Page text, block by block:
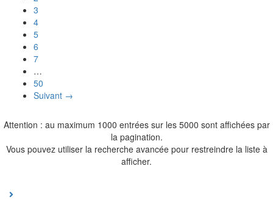
3
4
5
6
7
…
50
Suivant →
Attention : au maximum 1000 entrées sur les 5000 sont affichées par
la pagination.
Vous pouvez utiliser la recherche avancée pour restreindre la liste à
afficher.